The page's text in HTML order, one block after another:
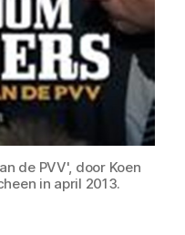
de PVV', door Koen
in april 2013.